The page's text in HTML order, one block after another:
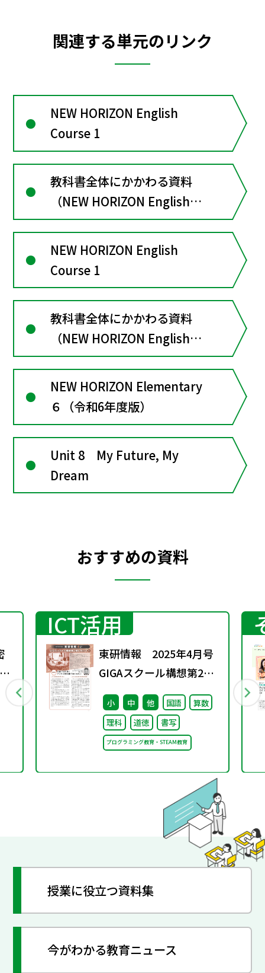
関連する単元のリンク
NEW HORIZON English
Course 1
教科書全体にかかわる資料
（NEW HORIZON English
Course１）
NEW HORIZON English
Course 1
教科書全体にかかわる資料
（NEW HORIZON English
Course１）
NEW HORIZON Elementary
６（令和6年度版）
Unit 8 My Future, My
Dream
おすすめの資料
ICT活用
東研情報 2025年4月号
GIGAスクール構想第2期
に向けて ③
小 中 他 国語
算数
理科
道徳 書写
プログラミング教育・STEAM教育
授業に役立つ資料集
今がわかる教育ニュース